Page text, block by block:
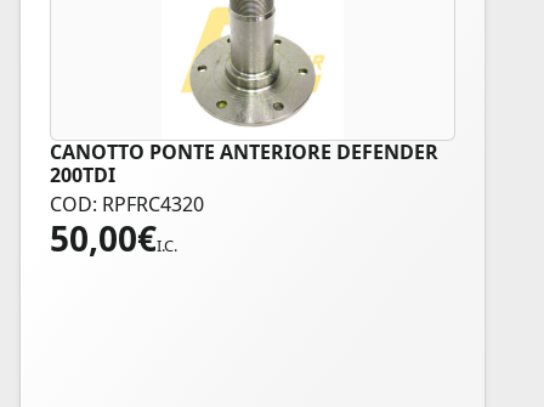
CANOTTO PONTE ANTERIORE DEFENDER
200TDI
COD: RPFRC4320
50,00€I.C.